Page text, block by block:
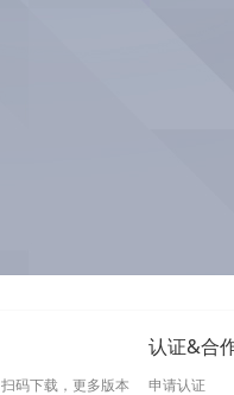
扫码下载，更多版本
认证&合
申请认证